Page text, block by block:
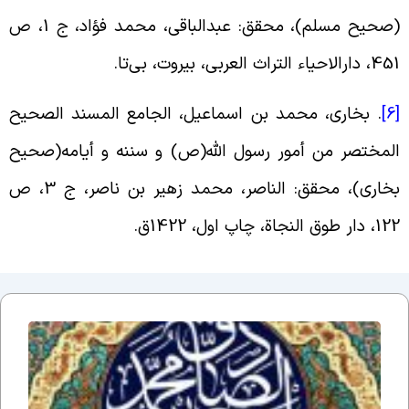
(صحیح مسلم)، محقق:‌ عبدالباقی، محمد فؤاد، ج 1، ص
التراث العربی، بیروت، بی‌تا.
. بخاری، محمد بن اسماعیل، الجامع المسند الصحیح
من أمور رسول الله(ص) و سننه و أیامه(صحیح
بخاری)، محقق: الناصر، محمد زهیر بن ناصر، ج 3، ص
النجاة، چاپ اول، 1422ق.
اَلسَلامُ
عَلَیکَ
اَبا
عَبدِاللّهِ
یا